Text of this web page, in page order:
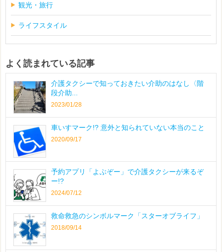
観光・旅行
ライフスタイル
よく読まれている記事
介護タクシーで知っておきたい介助のはなし〈階
段介助...
2023/01/28
車いすマーク!? 意外と知られていない本当のこと
2020/09/17
予約アプリ「よぶぞー」で介護タクシーが来るぞ
ー!?
2024/07/12
救命救急のシンボルマーク「スターオブライフ」
2018/09/14